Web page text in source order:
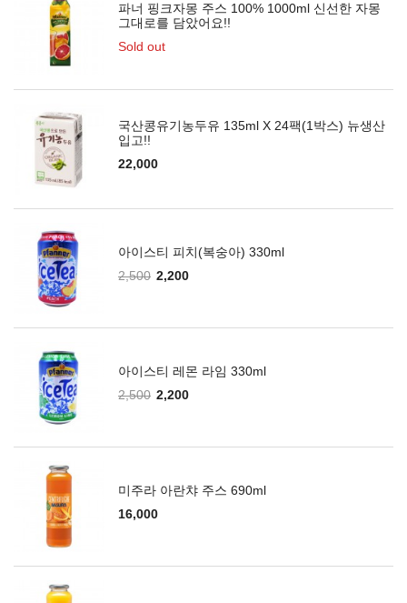
파너 핑크자몽 주스 100% 1000ml 신선한 자몽
그대로를 담았어요!!
Sold out
국산콩유기농두유 135ml X 24팩(1박스) 뉴생산
입고!!
22,000
아이스티 피치(복숭아) 330ml
2,500 2,200
아이스티 레몬 라임 330ml
2,500 2,200
미주라 아란챠 주스 690ml
16,000